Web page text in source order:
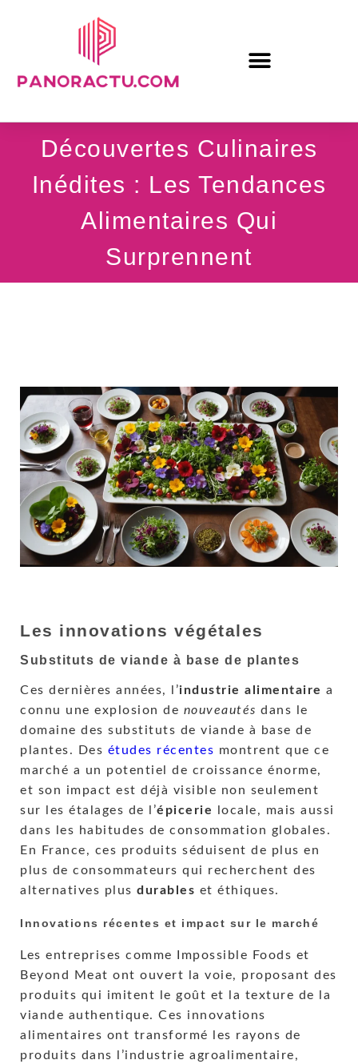
Découvertes Culinaires
Inédites : Les Tendances
Alimentaires Qui
Surprennent
Les innovations végétales
Substituts de viande à base de plantes
Ces dernières années, l’industrie alimentaire a
connu une explosion de nouveautés dans le
domaine des substituts de viande à base de
plantes. Des études récentes montrent que ce
marché a un potentiel de croissance énorme,
et son impact est déjà visible non seulement
sur les étalages de l’épicerie
locale, mais aussi
dans les habitudes de consommation globales.
En France, ces produits séduisent de plus en
plus de consommateurs qui recherchent des
alternatives plus durables et éthiques.
Innovations récentes et impact sur le marché
Les entreprises comme Impossible Foods et
Beyond Meat ont ouvert la voie, proposant des
produits qui imitent le goût et la texture de la
viande authentique. Ces innovations
alimentaires ont transformé les rayons de
produits dans l’industrie agroalimentaire,